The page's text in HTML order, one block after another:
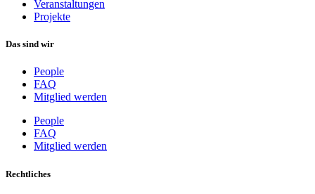
Veranstaltungen
Projekte
Das sind wir
People
FAQ
Mitglied werden
People
FAQ
Mitglied werden
Rechtliches